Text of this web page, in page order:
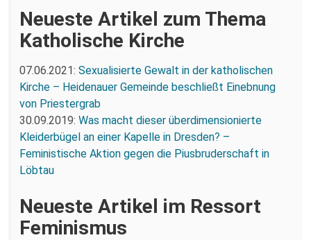
Neueste Artikel zum Thema
Katholische Kirche
07.06.2021: Sexualisierte Gewalt in der katholischen
Kirche – Heidenauer Gemeinde beschließt Einebnung
von Priestergrab
30.09.2019: Was macht dieser überdimensionierte
Kleiderbügel an einer Kapelle in Dresden? –
Feministische Aktion gegen die Piusbruderschaft in
Löbtau
Neueste Artikel im Ressort
Feminismus